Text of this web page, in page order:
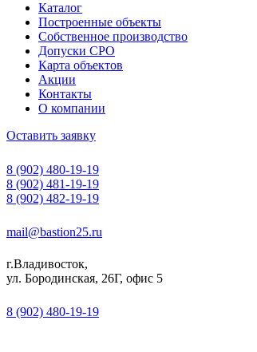
Каталог
Построенные объекты
Собственное производство
Допуски СРО
Карта объектов
Акции
Контакты
О компании
Оставить заявку
8 (902) 480-19-19
8 (902) 481-19-19
8 (902) 482-19-19
mail@bastion25.ru
г.Владивосток,
ул. Бородинская, 26Г, офис 5
8 (902) 480-19-19